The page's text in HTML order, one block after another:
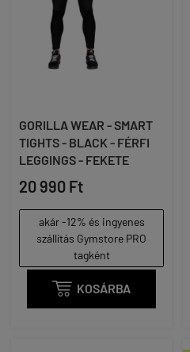
GORILLA WEAR - SMART
TIGHTS - BLACK - FÉRFI
LEGGINGS - FEKETE
20 990 Ft
akár -12% és ingyenes
szállítás Gymstore PRO
tagként
 KOSÁRBA